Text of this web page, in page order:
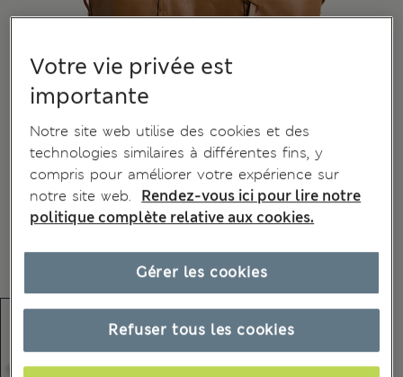
Votre vie privée est
importante
Notre site web utilise des cookies et des
technologies similaires à différentes fins, y
compris pour améliorer votre expérience sur
notre site web.
Rendez-vous ici pour lire notre
politique complète relative aux cookies.
Refuser tous les cookies
Gérer les cookies